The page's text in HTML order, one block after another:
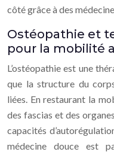
côté grâce à des
Ostéopathie et
pour la mobilité
L’ostéopathie est une
que la structure du
liées. En restaurant la
des fascias et des
capacités
médecine douce est